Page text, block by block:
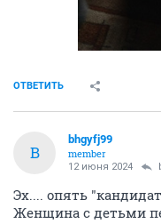
ОТВЕТИТЬ
B
bhgyfj99
member
12 июня 2024
Эх.... опять
Женщина с детьми